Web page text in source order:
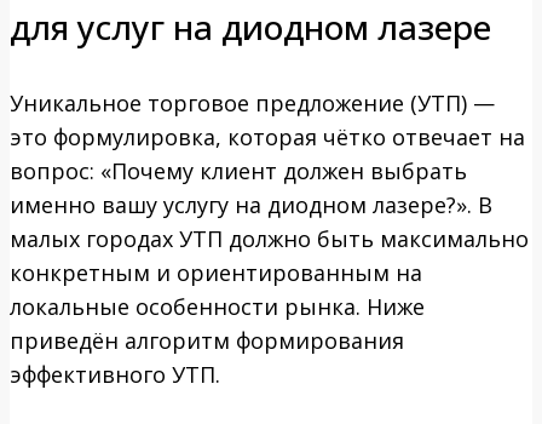
для услуг на диодном лазере
Уникальное торговое предложение (УТП) —
это формулировка, которая чётко отвечает на
вопрос: «Почему клиент должен выбрать
именно вашу услугу на диодном лазере?». В
малых городах УТП должно быть максимально
конкретным и ориентированным на
локальные особенности рынка. Ниже
приведён алгоритм формирования
эффективного УТП.